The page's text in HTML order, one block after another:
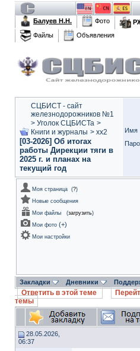
Балуев Н.Н.
Фото
Файлы
Объявления
СЦБИСТ - сайт
железнодорожников №1
> Уголок СЦБИСТа >
Книги и журналы > xx2
[03-2026] Об итогах
работы Дирекции тяги в
2025 г. и планах на
текущий год
Имя
Моя страница (?)
Новые сообщения
Мои файлы
(загрузить)
Мои фото (+)
Мои настройки
Закладки Дневники
Ответить в этой теме
темы
28.05.2026,
06:37